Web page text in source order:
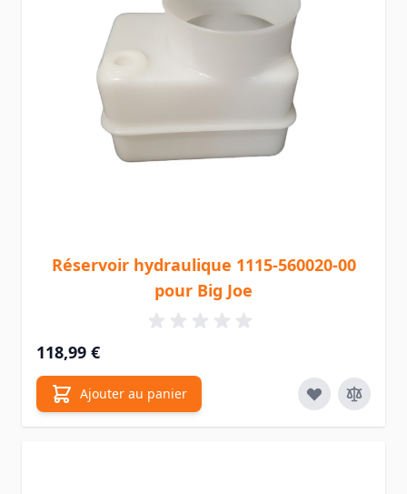
Réservoir hydraulique 1115-560020-00
pour Big Joe
118,99 €
Ajouter au panier